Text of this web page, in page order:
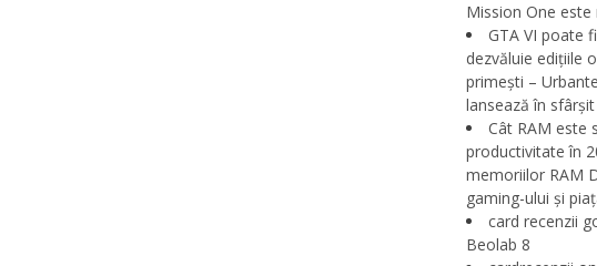
Mission One este
GTA VI poate
dezvăluie edițiile
primești –
lansează în
Cât RAM este
productivitate în
memoriilor RAM
gaming-ului și
card recenzii
Beolab 8